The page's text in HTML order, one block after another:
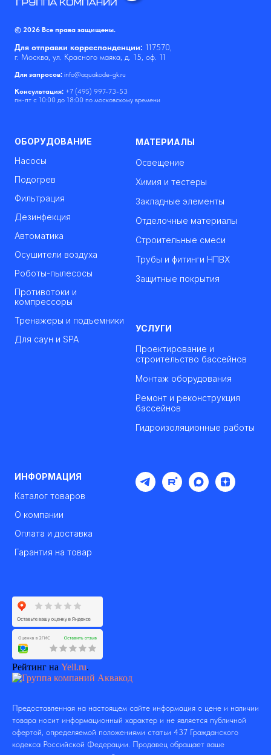
© 2026 Все права защищены.
Для отправки корреспонденции: 117570,
г. Москва, ул. Красного маяка, д. 15, оф. 11
Для запросов: info@aquakode-gk.ru
Консультация: +7 (495) 997-73-53
пн-пт с 10:00 до 18:00 по московскому времени
ОБОРУДОВАНИЕ
Насосы
Подогрев
Фильтрация
Дезинфекция
Автоматика
Осушители воздуха
Роботы-пылесосы
Противотоки и
компрессоры
Тренажеры и подъемники
Для саун и SPA
МАТЕРИАЛЫ
Освещение
Химия и тестеры
Закладные элементы
Отделочные материалы
Строительные смеси
Трубы и фитинги НПВХ
Защитные покрытия
УСЛУГИ
Проектирование и
строительство бассейнов
Монтаж оборудования
Ремонт и реконструкция
бассейнов
Гидроизоляционные работы
ИНФОРМАЦИЯ
Каталог товаров
О компании
Оплата и доставка
Гарантия на товар
Рейтинг на Yell.ru.
Предоставленная на настоящем сайте информация о цене и наличии
товара носит информационный характер и не является публичной
офертой, определяемой положениями статьи 437 Гражданского
кодекса Российской Федерации. Продавец обращает ваше